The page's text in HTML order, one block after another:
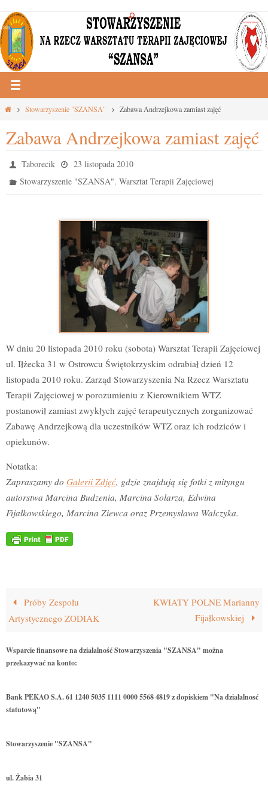
Przejdź
do
treści
StronaStowarzyszenie "SZANSA" Zabawa Andrzejkowa zamiast zajęć
Zabawa Andrzejkowa zamiast zajęć
Taborecik
23 listopada 2010
Stowarzyszenie "SZANSA",Warsztat Terapii Zajęciowej
W dniu 20 listopada 2010 roku (sobota) Warsztat Terapii Zajęciowej
ul. Iłżecka 31 w Ostrowcu Świętokrzyskim odrabiał dzień 12
listopada 2010 roku. Zarząd Stowarzyszenia Na Rzecz Warsztatu
Terapii Zajęciowej w porozumieniu z Kierownikiem WTZ
postanowił zamiast zwykłych zajęć terapeutycznych zorganizować
Zabawę Andrzejkową dla uczestników WTZ oraz ich rodziców i
opiekunów.
Notatka:
Zapraszamy do Galerii Zdjęć, gdzie znajdują się fotki z mityngu
autorstwa Marcina Budzenia, Marcina Solarza, Edwina
Fijałkowskiego, Marcina Ziewca oraz Przemysława Walczyka.
Próby Zespołu
Artystycznego ZODIAK
KWIATY POLNE Marianny
Fijałkowskiej
Wsparcie finansowe na działalność Stowarzyszenia "SZANSA" można
przekazywać na konto:
Bank PEKAO S.A. 61 1240 5035 1111 0000 5568 4819 z dopiskiem "Na działalnosć
statutową"
Stowarzyszenie "SZANSA"
ul. Żabia 31